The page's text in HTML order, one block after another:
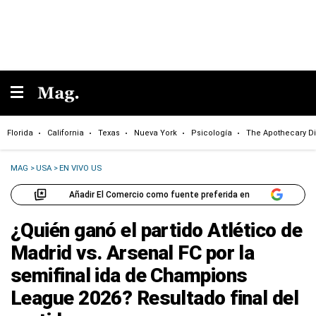
Florida California Texas Nueva York Psicología The Apothecary
MAG >USA >EN VIVO US
Añadir El Comercio como fuente preferida en
¿Quién ganó el partido Atlético de
Madrid vs. Arsenal FC por la
semifinal ida de Champions
League 2026? Resultado final del